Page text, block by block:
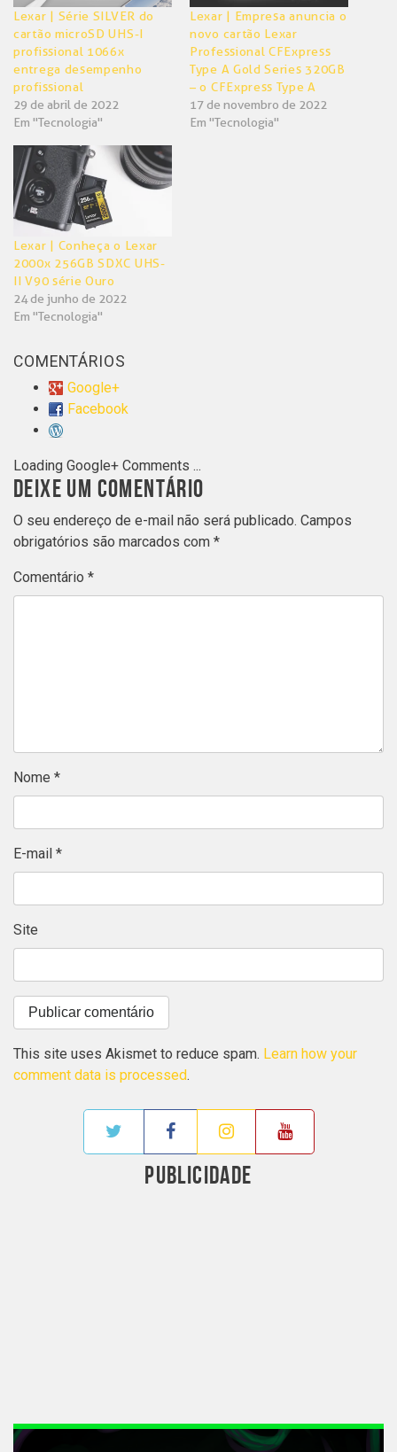
Lexar | Série SILVER do
cartão microSD UHS-I
profissional 1066x
entrega desempenho
profissional
29 de abril de 2022
Em "Tecnologia"
Lexar | Empresa anuncia o
novo cartão Lexar
Professional CFExpress
Type A Gold Series 320GB
– o CFExpress Type A
17 de novembro de 2022
Em "Tecnologia"
Lexar | Conheça o Lexar
2000x 256GB SDXC UHS-
II V90 série Ouro
24 de junho de 2022
Em "Tecnologia"
COMENTÁRIOS
Google+
Facebook
Loading Google+ Comments ...
DEIXE UM COMENTÁRIO
O seu endereço de e-mail não será publicado. Campos
obrigatórios são marcados com *
Comentário *
Nome *
E-mail *
Site
This site uses Akismet to reduce spam. Learn how your
comment data is processed.
PUBLICIDADE